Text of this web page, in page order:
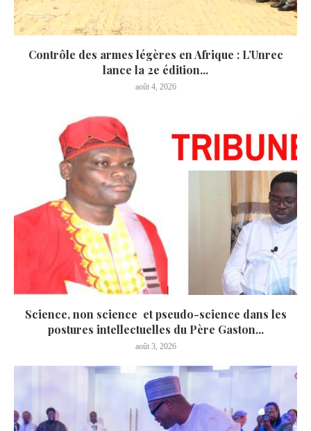
Contrôle des armes légères en Afrique : L’Unrec
lance la 2e édition...
août 4, 2026
Science, non science et pseudo-science dans les
postures intellectuelles du Père Gaston...
août 3, 2026